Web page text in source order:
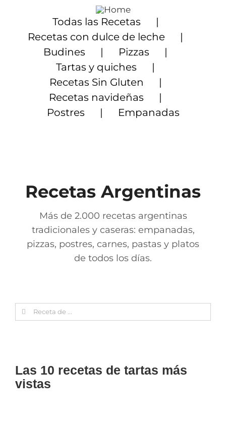
contenido
Todas las Recetas
Recetas con dulce de leche
Budines
Pizzas
Tartas y quiches
Recetas Sin Gluten
Recetas navideñas
Postres
Empanadas
Recetas Argentinas
Más de 2.000 recetas argentinas
tradicionales y caseras: empanadas,
pizzas, postres, carnes, pastas y platos
de todos los días.
Search
for:
Las 10 recetas de tartas más
vistas